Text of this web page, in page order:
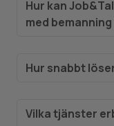
Hur kan
med
företag i
transport, och
Hur snabbt
personal inom
Vilka tjänster